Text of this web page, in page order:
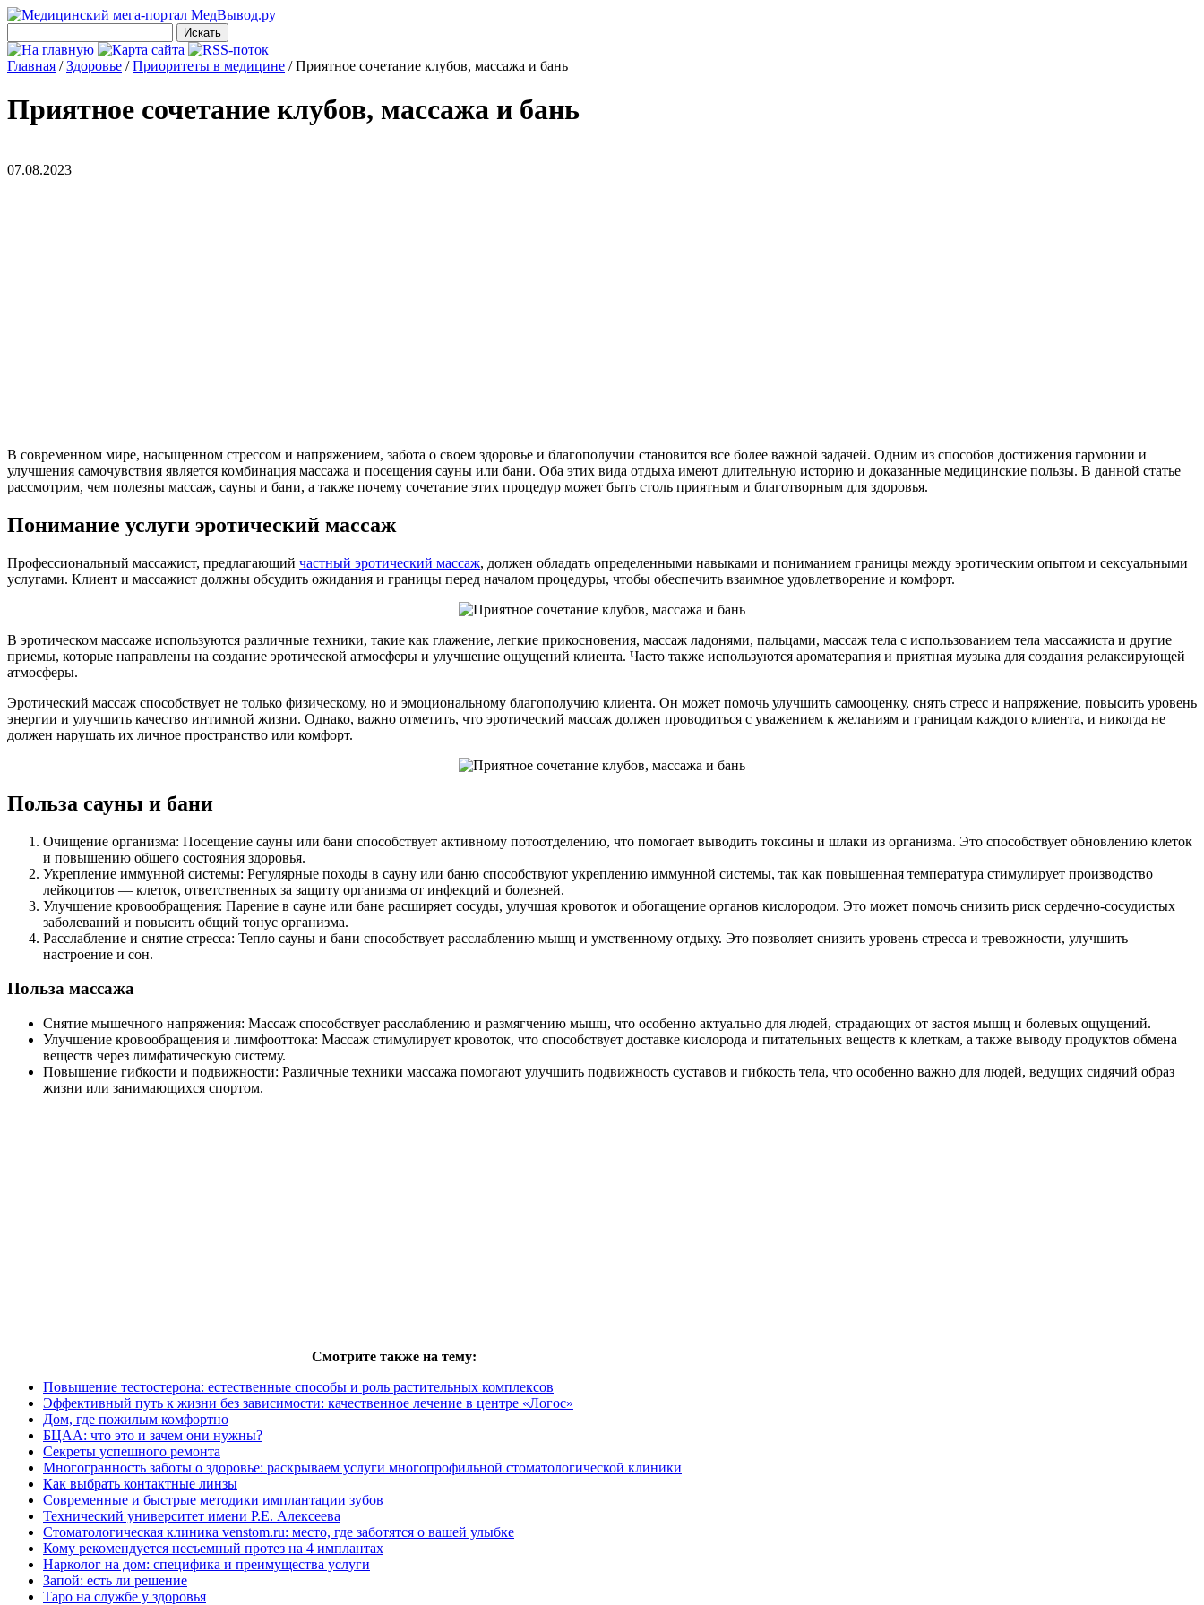
Главная /Здоровье /Приоритеты в медицине /Приятное сочетание клубов, массажа и бань
Приятное сочетание клубов, массажа и бань
07.08.2023
В современном мире, насыщенном стрессом и напряжением, забота о своем здоровье и благополучии становится все более важной задачей. Одним из способов достижения гармонии и
улучшения самочувствия является комбинация массажа и посещения сауны или бани. Оба этих вида отдыха имеют длительную историю и доказанные медицинские пользы. В данной статье
рассмотрим, чем полезны массаж, сауны и бани, а также почему сочетание этих процедур может быть столь приятным и благотворным для здоровья.
Понимание услуги эротический массаж
Профессиональный массажист, предлагающий частный эротический массаж, должен обладать определенными навыками и пониманием границы между эротическим опытом и сексуальными
услугами. Клиент и массажист должны обсудить ожидания и границы перед началом процедуры, чтобы обеспечить взаимное удовлетворение и комфорт.
В эротическом массаже используются различные техники, такие как глажение, легкие прикосновения, массаж ладонями, пальцами, массаж тела с использованием тела массажиста и другие
приемы, которые направлены на создание эротической атмосферы и улучшение ощущений клиента. Часто также используются ароматерапия и приятная музыка для создания релаксирующей
атмосферы.
Эротический массаж способствует не только физическому, но и эмоциональному благополучию клиента. Он может помочь улучшить самооценку, снять стресс и напряжение, повысить уровень
энергии и улучшить качество интимной жизни. Однако, важно отметить, что эротический массаж должен проводиться с уважением к желаниям и границам каждого клиента, и никогда не
должен нарушать их личное пространство или комфорт.
Польза сауны и бани
Очищение организма: Посещение сауны или бани способствует активному потоотделению, что помогает выводить токсины и шлаки из организма. Это способствует обновлению клеток
и повышению общего состояния здоровья.
Укрепление иммунной системы: Регулярные походы в сауну или баню способствуют укреплению иммунной системы, так как повышенная температура стимулирует производство
лейкоцитов — клеток, ответственных за защиту организма от инфекций и болезней.
Улучшение кровообращения: Парение в сауне или бане расширяет сосуды, улучшая кровоток и обогащение органов кислородом. Это может помочь снизить риск сердечно-сосудистых
заболеваний и повысить общий тонус организма.
Расслабление и снятие стресса: Тепло сауны и бани способствует расслаблению мышц и умственному отдыху. Это позволяет снизить уровень стресса и тревожности, улучшить
настроение и сон.
Польза массажа
Снятие мышечного напряжения: Массаж способствует расслаблению и размягчению мышц, что особенно актуально для людей, страдающих от застоя мышц и болевых ощущений.
Улучшение кровообращения и лимфооттока: Массаж стимулирует кровоток, что способствует доставке кислорода и питательных веществ к клеткам, а также выводу продуктов обмена
веществ через лимфатическую систему.
Повышение гибкости и подвижности: Различные техники массажа помогают улучшить подвижность суставов и гибкость тела, что особенно важно для людей, ведущих сидячий образ
жизни или занимающихся спортом.
Смотрите также на тему:
Повышение тестостерона: естественные способы и роль растительных комплексов
Эффективный путь к жизни без зависимости: качественное лечение в центре «Логос»
Дом, где пожилым комфортно
БЦАА: что это и зачем они нужны?
Секреты успешного ремонта
Многогранность заботы о здоровье: раскрываем услуги многопрофильной стоматологической клиники
Как выбрать контактные линзы
Современные и быстрые методики имплантации зубов
Технический университет имени Р.Е. Алексеева
Стоматологическая клиника venstom.ru: место, где заботятся о вашей улыбке
Кому рекомендуется несъемный протез на 4 имплантах
Нарколог на дом: специфика и преимущества услуги
Запой: есть ли решение
Таро на службе у здоровья